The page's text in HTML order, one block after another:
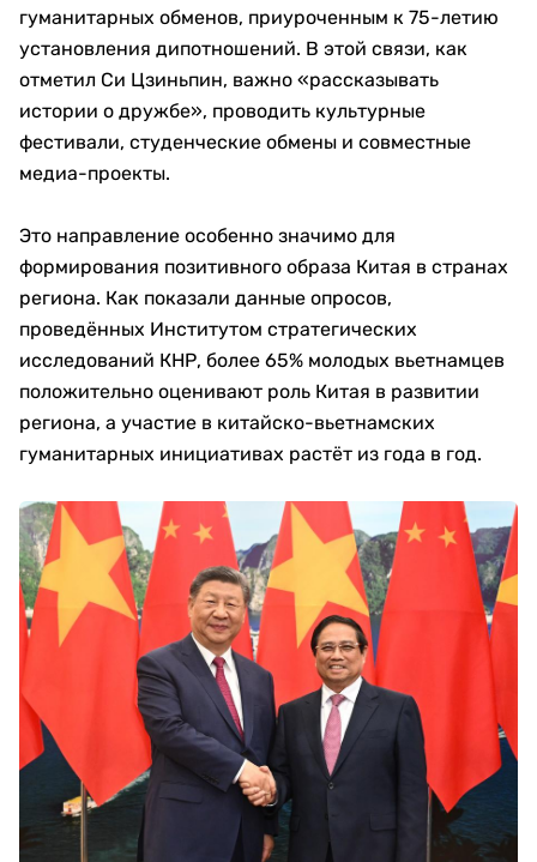
гуманитарных обменов, приуроченным к 75-летию
установления дипотношений. В этой связи, как
отметил Си Цзиньпин, важно «рассказывать
истории о дружбе», проводить культурные
фестивали, студенческие обмены и совместные
медиа-проекты.
Это направление особенно значимо для
формирования позитивного образа Китая в странах
региона. Как показали данные опросов,
проведённых Институтом стратегических
исследований КНР, более 65% молодых вьетнамцев
положительно оценивают роль Китая в развитии
региона, а участие в китайско-вьетнамских
гуманитарных инициативах растёт из года в год.